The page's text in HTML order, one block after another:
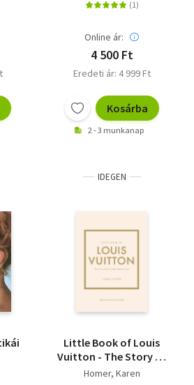
Online ár:
4 500 Ft
Eredeti ár: 4 999 Ft
Kosárba
2 - 3 munkanap
IDEGEN
Little Book of Louis
Vuitton - The Story of
the Iconic Fashion
Homer, Karen